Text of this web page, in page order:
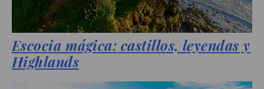
Escocia mágica: castillos, leyendas y
Highlands